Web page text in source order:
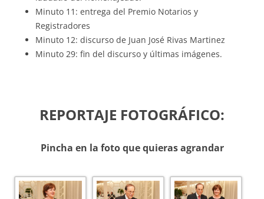
Minuto 11: entrega del Premio Notarios y
Registradores
Minuto 12: discurso de Juan José Rivas Martinez
Minuto 29: fin del discurso y últimas imágenes.
REPORTAJE FOTOGRÁFICO:
Pincha en la foto que quieras agrandar